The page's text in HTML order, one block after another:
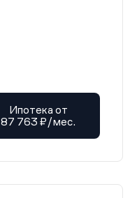
Ипотека от
87 763 ₽/мес.